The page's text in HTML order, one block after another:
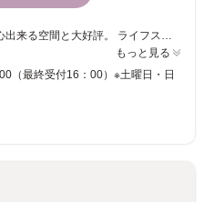
店内はアットホームな雰囲気で、安心出来る空間と大好評。 ライフスタイルに合わせてご活用頂けます❗ オススメメニューは、〚持続力抜群のぱっちりボリューム時間無制限の付け放題 〛★200本以上付けても一律料金で安心♪ 大変お得な【初回限定価格】もご用意しているので、目元のお洒落を楽しみたい方は、この機会に是非お試しください！ まつげは、お顔の印象を変える！ 長さやカラーも沢山取り揃えており、目元から可愛さアップ♪ お客様のお悩みを深掘りし、お悩みの改善に向けたデザイン、「なりたい目元」を叶えます★ 当店は、髪の増毛エクステもございます。髪にボリュームが出るだけで気持ちが前向きになりまよね！ そしてお顔も明るくなり笑顔へ☺️ 笑顔になれば、「人生変わるかも？⁉️」もっと早く知りたかったとおっしゃる方が多いです♪ 素敵なご縁があることを願っております。 施術の事だけでなく、子育ての悩み、プライベートのお話等、末長くお客様に寄り添えるサロンを目指しております 狭山市、新狭山、入曽、所沢、新所沢、飯能、川越、日高、青梅など都内の方からもご来店頂いております
もっと見る
（最終受付16：00）※土曜日・日